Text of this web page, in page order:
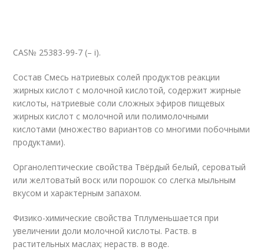
CAS№ 25383-99-7 (– i).
Состав Смесь натриевых солей продуктов реакции
жирных кислот с мо­лочной кислотой, содержит жирные
кислоты, натриевые соли сложных эфиров пищевых
жирных кислот с молочной или поли­молочными
кислотами (множество вариантов со многими побоч­ными
продуктами).
Органолептические свойства Твёрдый белый, сероватый
или желтоватый воск или порошок со слегка мыльным
вкусом и характерным запахом.
Физико-химические свойства Тплуменьшается при
увеличении доли молочной кислоты. Раств. в
растительных маслах; нераств. в воде.